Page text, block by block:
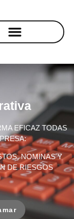
EFICAZ TODAS
NOMINAS Y
DE RIESGOS